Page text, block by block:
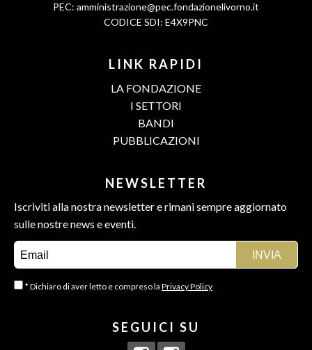
PEC: amministrazione@pec.fondazionelivorno.it
CODICE SDI: E4X9PNC
LINK RAPIDI
LA FONDAZIONE
I SETTORI
BANDI
PUBBLICAZIONI
NEWSLETTER
Iscriviti alla nostra newsletter e rimani sempre aggiornato
sulle nostre news e eventi.
* Dichiaro di aver letto e compreso la Privacy Policy
SEGUICI SU